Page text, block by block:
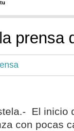
prensa
El inicio
con pocas